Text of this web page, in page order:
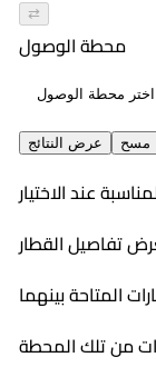
⇄
محطة الوصول
عرض النتائج مسح
عند الاختيار
تفاصيل القطار
المتاحة بينهما
من تلك المحطة